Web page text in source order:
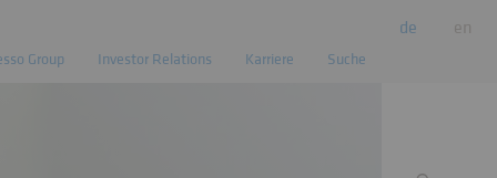
de en
Group Investor Relations Karriere Suche